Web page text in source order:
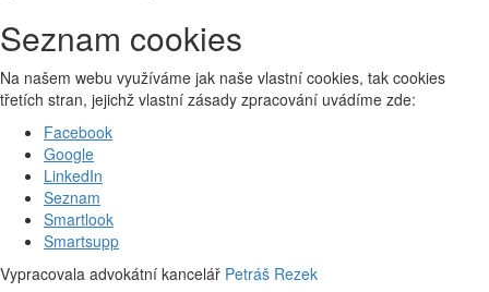
Seznam cookies
Na našem webu využíváme jak naše vlastní cookies, tak cookies
třetích stran, jejichž vlastní zásady zpracování uvádíme zde:
Facebook
Google
LinkedIn
Seznam
Smartlook
Smartsupp
Vypracovala advokátní kancelář Petráš Rezek